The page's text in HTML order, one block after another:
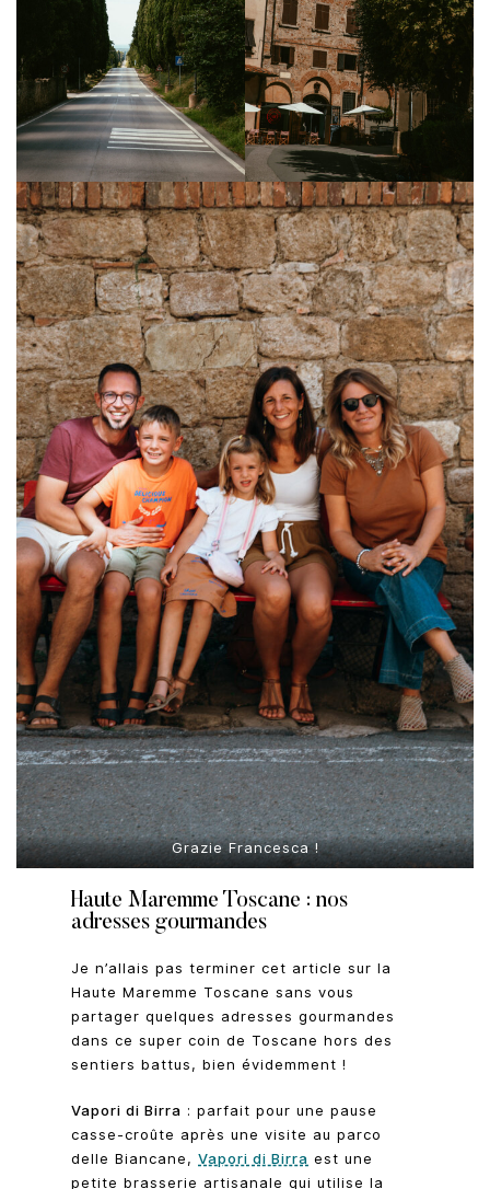
Grazie Francesca !
Haute Maremme Toscane : nos
adresses gourmandes
Je n’allais pas terminer cet article sur la
Haute Maremme Toscane sans vous
partager quelques adresses gourmandes
dans ce super coin de Toscane hors des
sentiers battus, bien évidemment !
Vapori di Birra : parfait pour une pause
casse-croûte après une visite au parco
delle Biancane, Vapori di Birra est une
petite brasserie artisanale qui utilise la